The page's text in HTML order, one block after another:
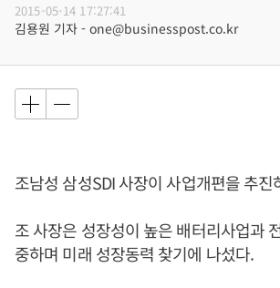
2015-05-14 17:27:41
김용원 기자 - one@businesspost.co.kr
조남성 삼성SDI 사장이 사업개편을 추진
조 사장은 성장성이 높은 배터리사업과
중하며 미래 성장동력 찾기에 나섰다.